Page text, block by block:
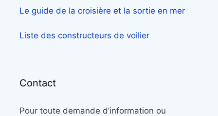
Le guide de la croisière et la sortie en mer
Liste des constructeurs de voilier
Contact
Pour toute demande d’information ou